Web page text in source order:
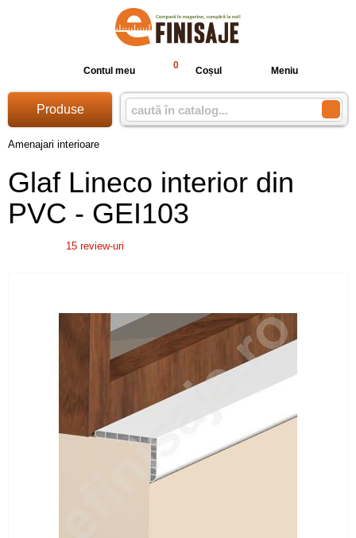
Contul meu 0 Coșul Meniu
Produse
Amenajari interioare
Glaf Lineco interior din
PVC - GEI103
15 review-uri